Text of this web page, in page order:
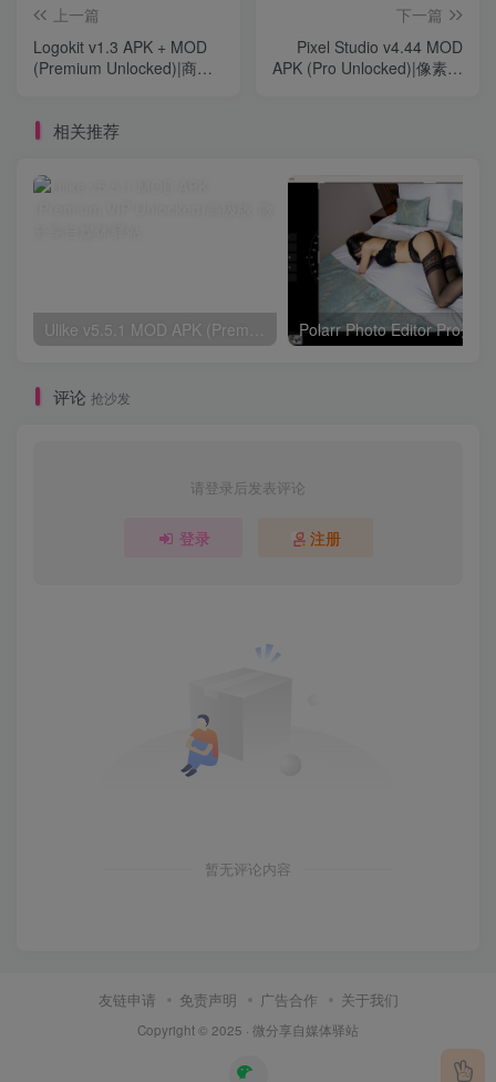
上一篇
Logokit v1.3 APK + MOD
(Premium Unlocked)|商业
下一篇
Pixel Studio v4.44 MOD
APK (Pro Unlocked)|像素设
相关推荐
评论 抢沙发
请登录后发表评论
登录 注册
暂无评论内容
友链申请 免责声明 广告合作 关于我们
Copyright © 2025 · 微分享自媒体驿站